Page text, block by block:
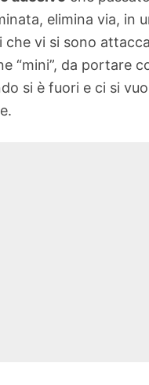
elimina via, in
che vi si sono
“mini”, da portare
si è fuori e ci si